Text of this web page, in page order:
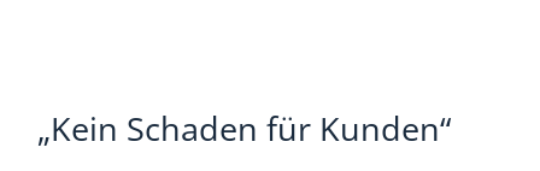
„Kein Schaden für Kunden“